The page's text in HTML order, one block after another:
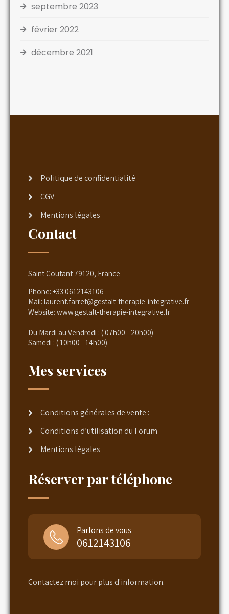
septembre 2023
février 2022
décembre 2021
Politique de confidentialité
CGV
Mentions légales
Contact
Saint Coutant 79120, France
Phone: +33 0612143106
Mail: laurent.farret@gestalt-therapie-integrative.fr
Website: www.gestalt-therapie-integrative.fr
Du Mardi au Vendredi : ( 07h00 - 20h00)
Samedi : ( 10h00 - 14h00).
Mes services
Conditions générales de vente :
Conditions d’utilisation du Forum
Mentions légales
Réserver par téléphone
Parlons de vous
0612143106
Contactez moi pour plus d'information.